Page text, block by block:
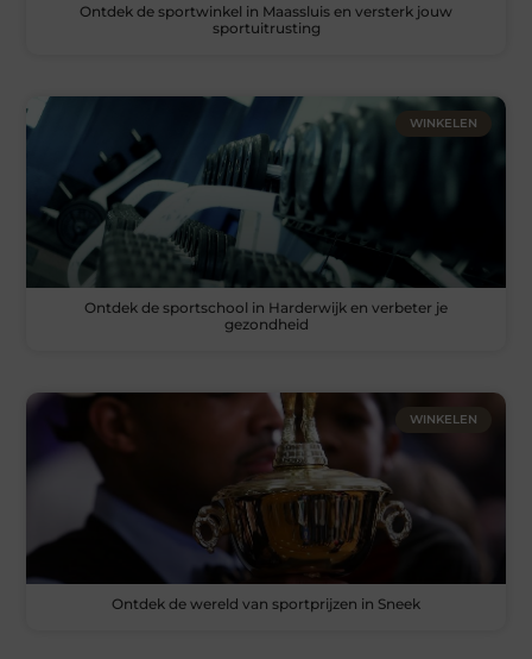
Ontdek de sportwinkel in Maassluis en versterk jouw
sportuitrusting
WINKELEN
Ontdek de sportschool in Harderwijk en verbeter je
gezondheid
WINKELEN
Ontdek de wereld van sportprijzen in Sneek